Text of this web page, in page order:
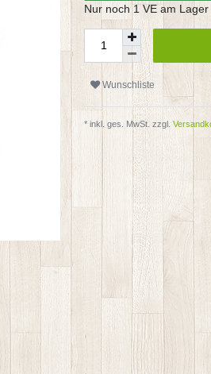
Nur noch 1 VE am Lager
Wunschliste
* inkl. ges. MwSt. zzgl.